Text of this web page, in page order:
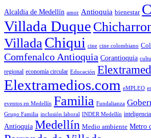
Alcaldia de Medellín amor Antioquia bienestar
Villada Duque
Villada Chiqui cine cine colombiano
Comfenalco Antioquia Corantioquia
regional economía circular Educación
Elextramedios.com eMPLEO
eventos en Medellín Familia Fundalianza
Grupo Familia inclusión laboral INDER Medellín
Antioquia Medellín Medio ambiente Metro